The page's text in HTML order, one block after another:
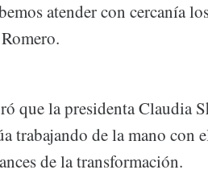
atender con cercanía
que la presidenta Claudia
trabajando de la mano con
de la transformación.